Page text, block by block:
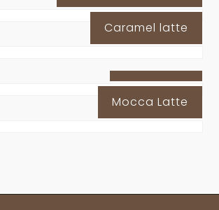
Caramel latte
Mocca Latte